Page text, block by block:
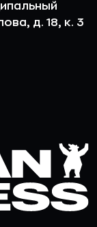
д. 18, к. 3